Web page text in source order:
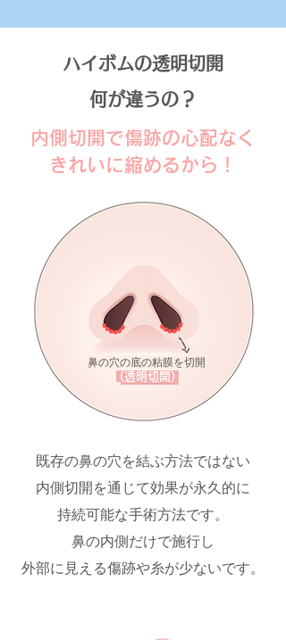
ハイボムの透明切開
​何が違うの？
内側切開で傷跡の心配なく
きれいに縮めるから！
鼻の穴の底の粘膜を切開
(​透明切開)
既存の鼻の穴を結ぶ方法ではない
内側切開を通じて効果が永久的に
持続可能な手術方法です。
鼻の内側だけで施行し
​外部に見える傷跡や糸が少ないです。